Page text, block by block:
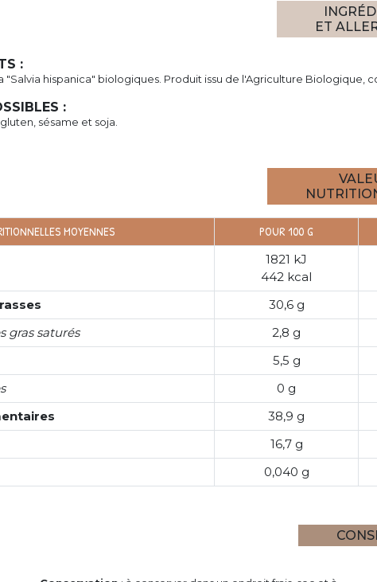
ET
:
"Salvia hispanica" biologiques. Produit issu de l'Agriculture Biologique,
:
sésame et soja.
MOYENNES POUR 100 G
1821 kJ
442 kcal
30,6 g
gras saturés
2,8 g
5,5 g
0 g
38,9 g
16,7 g
0,040 g